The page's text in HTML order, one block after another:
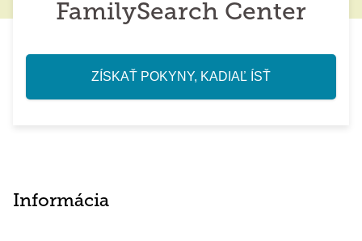
FamilySearch Center
ZÍSKAŤ POKYNY, KADIAĽ ÍSŤ
Informácia